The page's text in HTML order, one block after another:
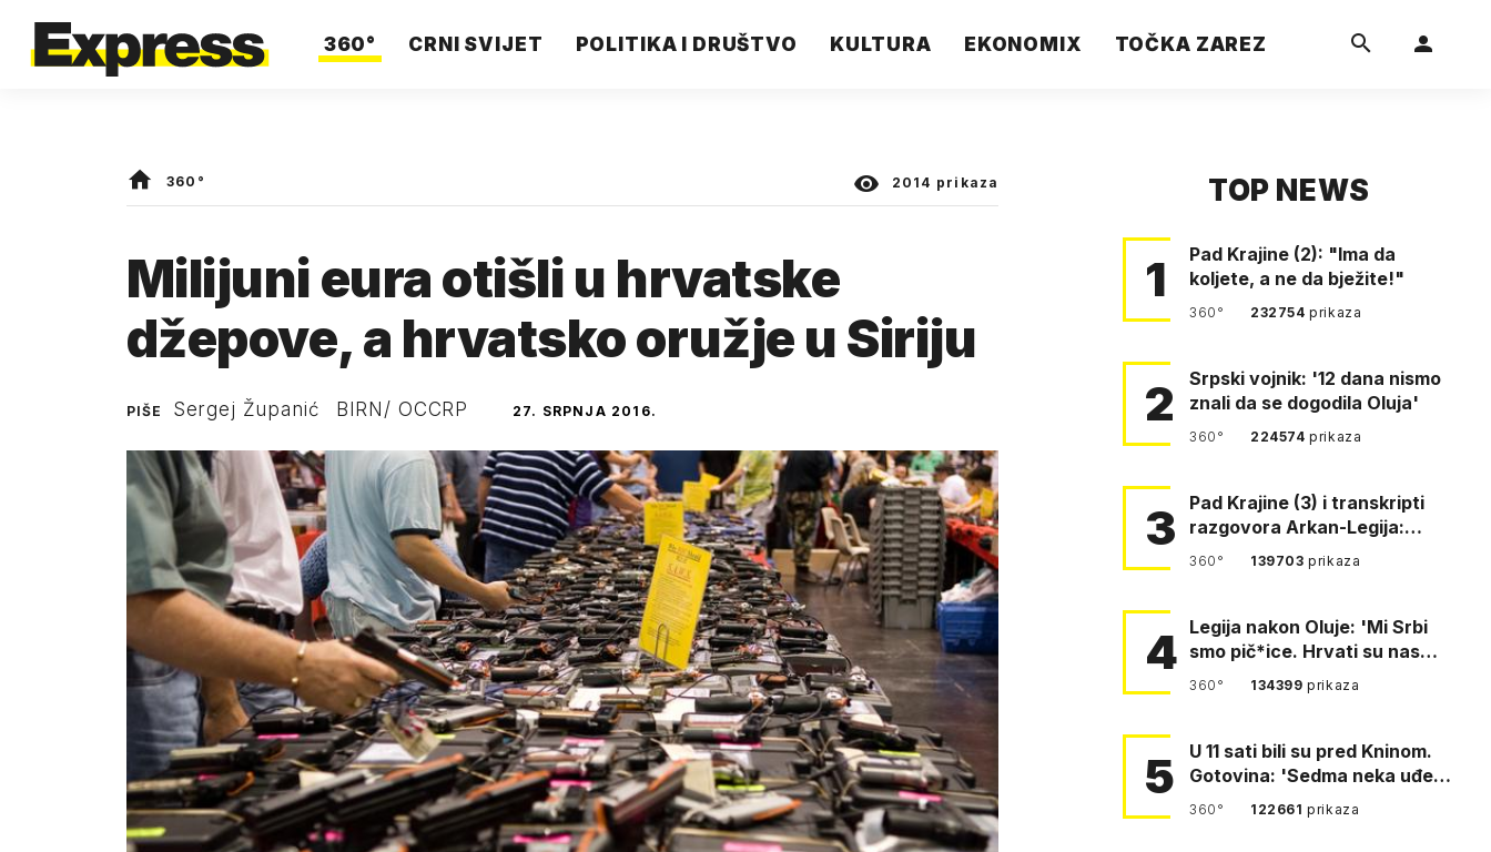
360° CRNI SVIJET POLITIKA I DRUŠTVO KULTURA EKONOMIX TOČKA ZAREZ
360° 2014 prikaza
Milijuni eura otišli u hrvatske
džepove, a hrvatsko oružje u Siriju
PIŠE Sergej Županić BIRN/ OCCRP 27. SRPNJA 2016.
TOP NEWS
1
Pad Krajine (2): "Ima da
koljete, a ne da bježite!"
360° 232754prikaza
2
Srpski vojnik: '12 dana nismo
znali da se dogodila Oluja'
360° 224574prikaza
3
Pad Krajine (3) i transkripti
razgovora Arkan-Legija:
'Čujem, prelazite ustašam…
360° 139703prikaza
4 Legija nakon Oluje: 'Mi Srbi
smo pič*ice. Hrvati su nas
pomeli!'
360° 134399prikaza
5
U 11 sati bili su pred Kninom.
Gotovina: 'Sedma neka uđe,
4. gardijska neka g…
360° 122661prikaza